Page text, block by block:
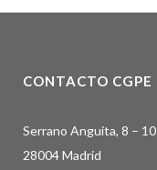
CONTACTO CGPE
Serrano Anguita, 8 – 10
28004 Madrid